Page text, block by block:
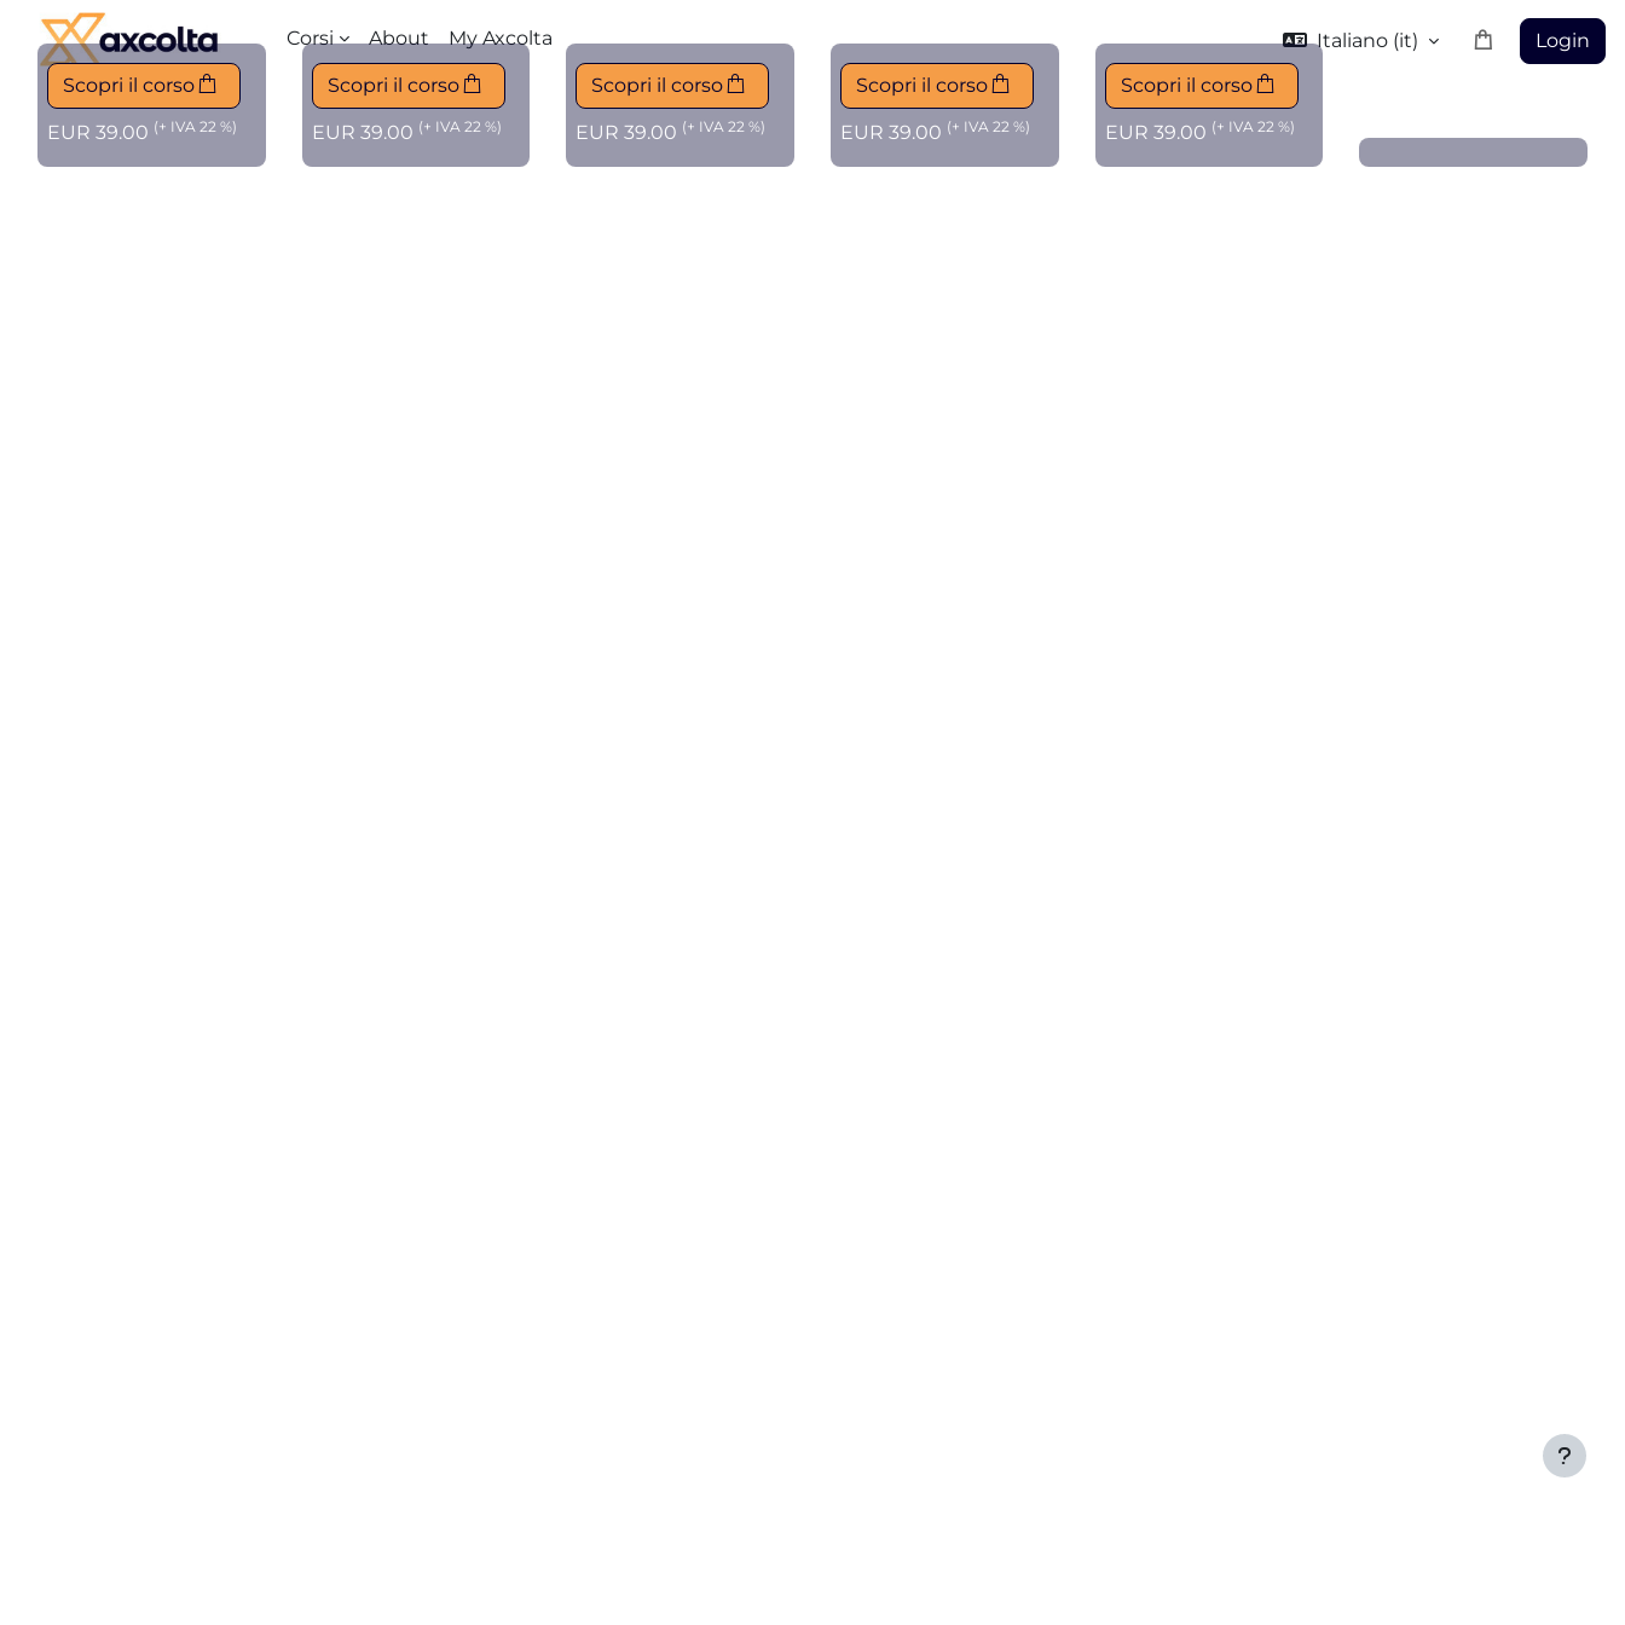
Vai al contenuto principale
Corsi
About My Axcolta Italiano ‎(it)‎
Login
Scopri il corso
EUR 39.00 (+ IVA 22 %)
Scopri il corso
EUR 39.00 (+ IVA 22 %)
Scopri il corso
EUR 39.00 (+ IVA 22 %)
Scopri il corso
EUR 39.00 (+ IVA 22 %)
Scopri il corso
EUR 39.00 (+ IVA 22 %)